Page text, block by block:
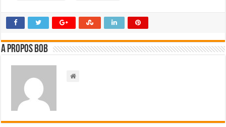
A propos bOb